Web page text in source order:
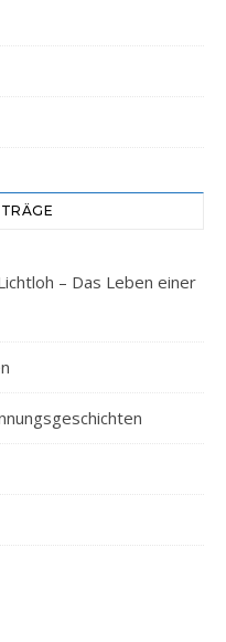
– Das Leben einer